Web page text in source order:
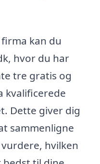
kan du
hvor du har
tre gratis og
kvalificerede
Dette giver dig
sammenligne
hvilken